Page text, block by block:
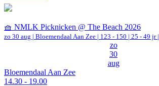
🧺 NMLK Picknicken @ The Beach 2026
zo 30 aug | Bloemendaal Aan Zee | 123 - 150 | 25 - 49 jr |
zo
30
aug
Bloemendaal Aan Zee
14.30 - 19.00